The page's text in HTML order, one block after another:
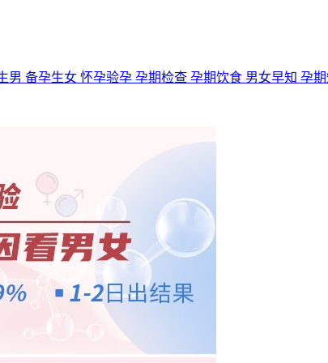
男 备孕生女 怀孕验孕 孕期检查 孕期饮食 男女早知 孕